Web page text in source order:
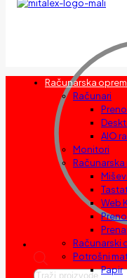
Products
Računarska
Računari
AIO
Monitori
Miševi
Web
Računarski
Potrošni
Papir